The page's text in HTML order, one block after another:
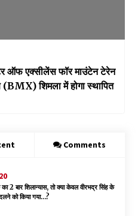
ऑफ एक्सीलेंस फॉर माउंटेन टेरेन
शिमला में होगा स्थापित
Comments
2 बार शिलान्यास, तो क्या केवल वीरभद्र सिंह के
को किया गया…?